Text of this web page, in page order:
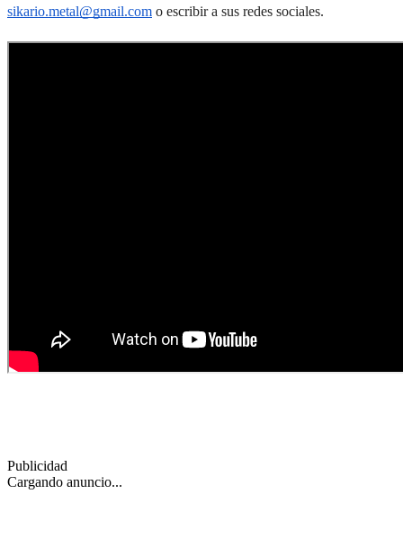
sikario.metal@gmail.com o escribir a sus redes sociales.
Publicidad
Cargando anuncio...